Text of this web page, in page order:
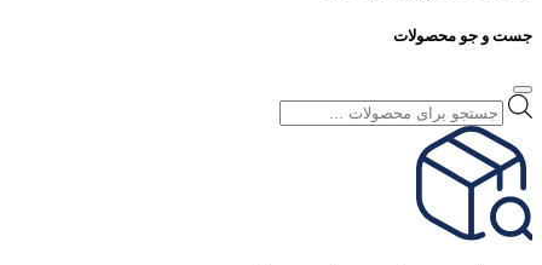
جست و جو محصولات
جستجوی
محصولات